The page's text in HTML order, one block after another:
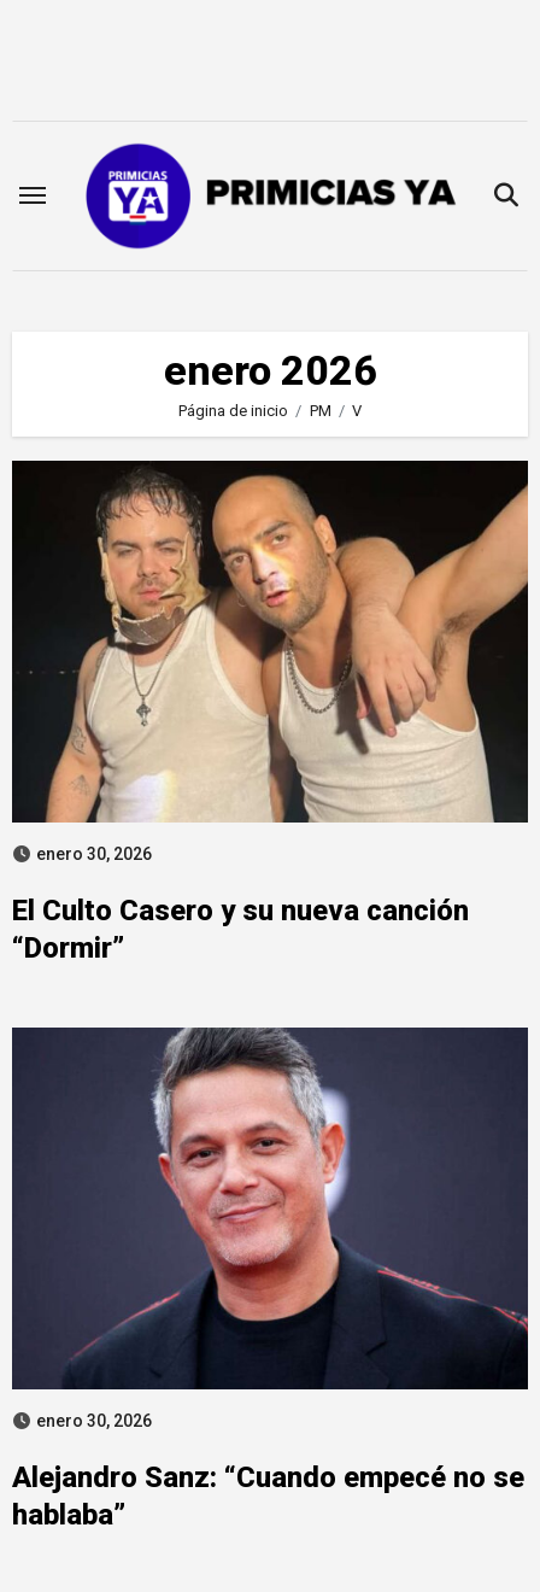
enero 2026
Página de inicio PM V
enero 30, 2026
El Culto Casero y su nueva canción
“Dormir”
enero 30, 2026
Alejandro Sanz: “Cuando empecé no se
hablaba”